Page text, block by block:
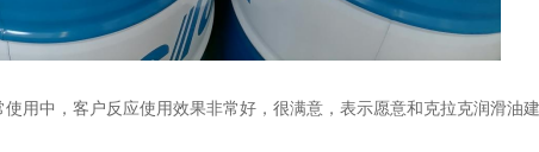
用中，客户反应使用效果非常好，很满意，表示愿意和克拉克润滑油建